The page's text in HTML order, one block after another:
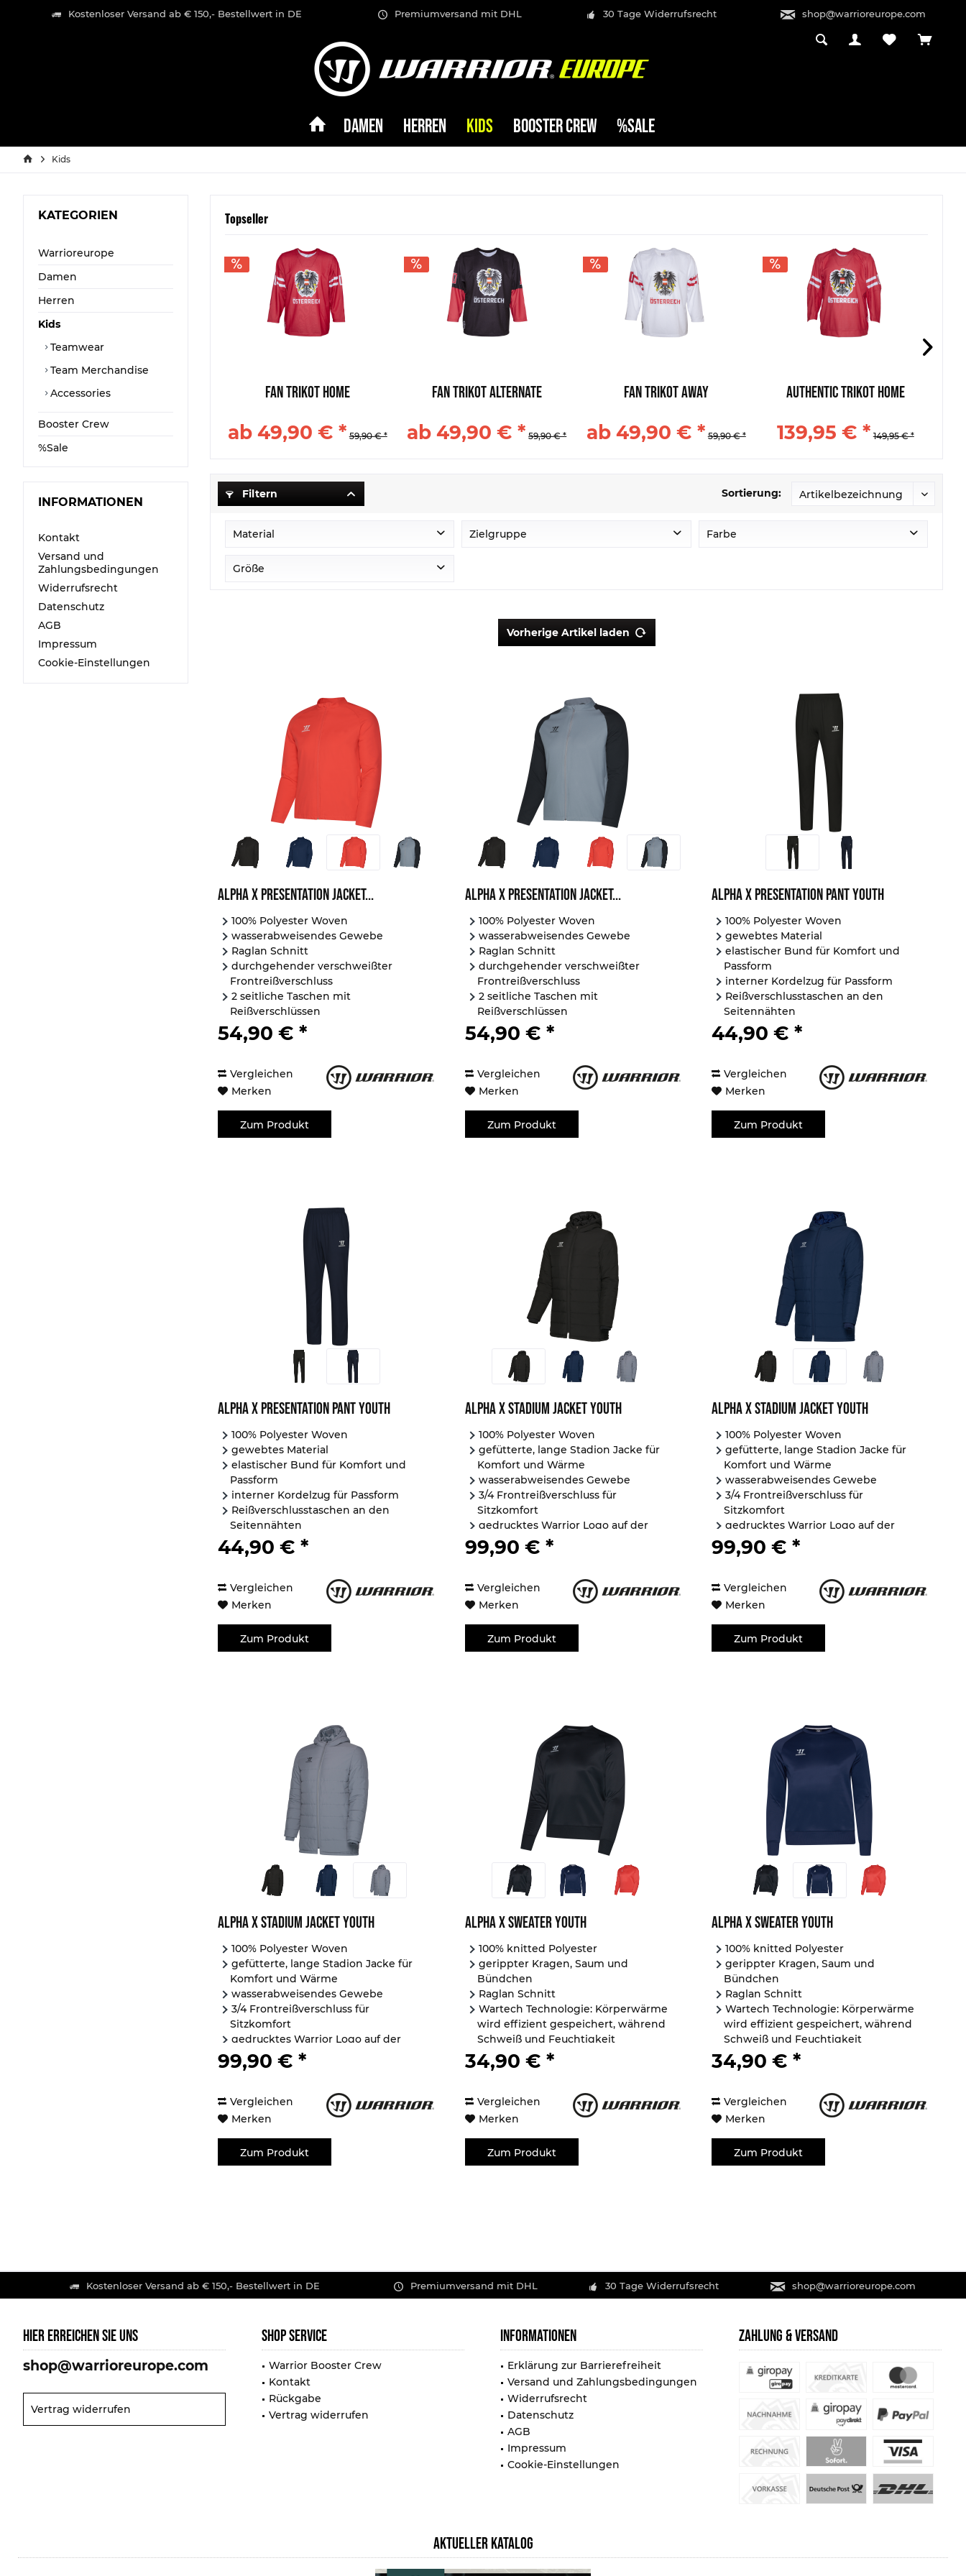
Kostenloser Versand ab € 150,- Bestellwert in DE Premiumversand mit DHL 30 Tage Widerrufsrecht shop@warrioreurope.com
DAMEN HERREN KIDS BOOSTER CREW %SALE
Kids
KATEGORIEN
Warrioreurope
Damen
Herren
Kids
Teamwear
Team Merchandise
Accessories
Booster Crew
%Sale
INFORMATIONEN
Kontakt
Versand und
Zahlungsbedingungen
Widerrufsrecht
Datenschutz
AGB
Impressum
Cookie-Einstellungen
Topseller
Fan Trikot Home
ab 49,90 € * 59,90 € *
Fan Trikot Alternate
ab 49,90 € * 59,90 € *
Fan Trikot Away
ab 49,90 € * 59,90 € *
Authentic Trikot Home
139,95 € * 149,95 € *
Filtern Sortierung:
Material
Polyester
Zielgruppe Farbe
Größe
MB
LB
YXS
YS
YM
YL
YXL
Vorherige Artikel laden
Alpha X Presentation Jacket...
100% Polyester Woven
wasserabweisendes Gewebe
Raglan Schnitt
durchgehender verschweißter
Frontreißverschluss
2 seitliche Taschen mit
Reißverschlüssen
gedrucktes Warrior Logo auf der...
54,90 € *
Vergleichen
Merken
Zum Produkt
Alpha X Presentation Jacket...
100% Polyester Woven
wasserabweisendes Gewebe
Raglan Schnitt
durchgehender verschweißter
Frontreißverschluss
2 seitliche Taschen mit
Reißverschlüssen
gedrucktes Warrior Logo auf der...
54,90 € *
Vergleichen
Merken
Zum Produkt
Alpha X Presentation Pant Youth
100% Polyester Woven
gewebtes Material
elastischer Bund für Komfort und
Passform
interner Kordelzug für Passform
Reißverschlusstaschen an den
Seitennähten
Reißverschüsse am unteren...
44,90 € *
Vergleichen
Merken
Zum Produkt
Alpha X Presentation Pant Youth
100% Polyester Woven
gewebtes Material
elastischer Bund für Komfort und
Passform
interner Kordelzug für Passform
Reißverschlusstaschen an den
Seitennähten
Reißverschüsse am unteren...
44,90 € *
Vergleichen
Merken
Zum Produkt
Alpha X Stadium Jacket Youth
100% Polyester Woven
gefütterte, lange Stadion Jacke für
Komfort und Wärme
wasserabweisendes Gewebe
3/4 Frontreißverschluss für
Sitzkomfort
gedrucktes Warrior Logo auf der
Brust
2...
99,90 € *
Vergleichen
Merken
Zum Produkt
Alpha X Stadium Jacket Youth
100% Polyester Woven
gefütterte, lange Stadion Jacke für
Komfort und Wärme
wasserabweisendes Gewebe
3/4 Frontreißverschluss für
Sitzkomfort
gedrucktes Warrior Logo auf der
Brust
2...
99,90 € *
Vergleichen
Merken
Zum Produkt
Alpha X Stadium Jacket Youth
100% Polyester Woven
gefütterte, lange Stadion Jacke für
Komfort und Wärme
wasserabweisendes Gewebe
3/4 Frontreißverschluss für
Sitzkomfort
gedrucktes Warrior Logo auf der
Brust
2...
99,90 € *
Vergleichen
Merken
Zum Produkt
Alpha X Sweater Youth
100% knitted Polyester
gerippter Kragen, Saum und
Bündchen
Raglan Schnitt
Wartech Technologie: Körperwärme
wird effizient gespeichert, während
Schweiß und Feuchtigkeit
abtransportiert werden
...
34,90 € *
Vergleichen
Merken
Zum Produkt
Alpha X Sweater Youth
100% knitted Polyester
gerippter Kragen, Saum und
Bündchen
Raglan Schnitt
Wartech Technologie: Körperwärme
wird effizient gespeichert, während
Schweiß und Feuchtigkeit
abtransportiert werden
...
34,90 € *
Vergleichen
Merken
Zum Produkt
Kostenloser Versand ab € 150,- Bestellwert in DE Premiumversand mit DHL 30 Tage Widerrufsrecht shop@warrioreurope.com
HIER ERREICHEN SIE UNS
shop@warrioreurope.com
Vertrag widerrufen
SHOP SERVICE
Warrior Booster Crew
Kontakt
Rückgabe
Vertrag widerrufen
INFORMATIONEN
Erklärung zur Barrierefreiheit
Versand und Zahlungsbedingungen
Widerrufsrecht
Datenschutz
AGB
Impressum
Cookie-Einstellungen
ZAHLUNG & VERSAND
AKTUELLER KATALOG